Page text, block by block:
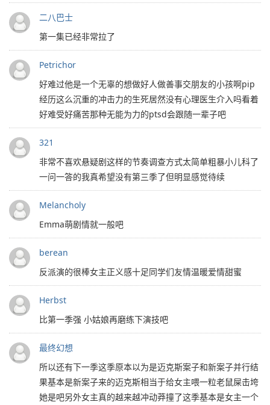
二八巴士
第一集已经非常拉了
Petrichor
好难过他是一个无辜的想做好人做善事交朋友的小孩啊pip
经历这么沉重的冲击力的生死居然没有心理医生介入吗看着
好难受好痛苦那种无能为力的ptsd会跟随一辈子吧
321
非常不喜欢悬疑剧这样的节奏调查方式太简单粗暴小儿科了
一问一答的我真希望没有第三季了但明显感觉待续
Melancholy
Emma萌剧情就一般吧
berean
反派演的很棒女主正义感十足同学们友情温暖爱情甜蜜
Herbst
比第一季强 小姑娘再磨练下演技吧
最终幻想
所以还有下一季这季原本以为是迈克斯案子和新案子并行结
果基本是新案子来的迈克斯相当于给女主喂一粒老鼠屎击垮
她是吧另外女主真的越来越冲动莽撞了这季基本是女主一个